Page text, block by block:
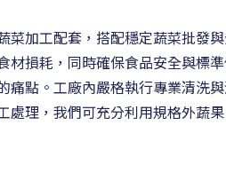
加工配套，搭配穩定蔬菜批發
損耗，同時確保食品安全與標
點。工廠內嚴格執行專業清洗
理，我們可充分利用規格外蔬